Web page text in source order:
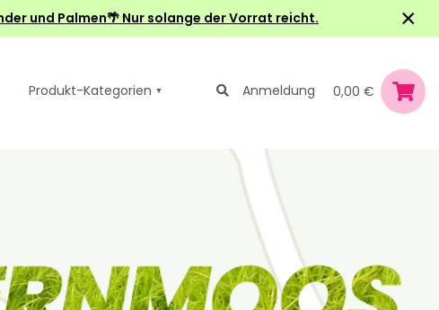
und Palmen🌴 Nur solange der Vorrat reicht. ×
Produkt-Kategorien Anmeldung 0,00 €